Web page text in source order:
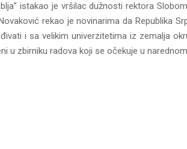
istakao je vršilac dužnosti rektora
rekao je novinarima da Republika
i sa velikim univerzitetima iz zemalja
u zbirniku radova koji se očekuje u